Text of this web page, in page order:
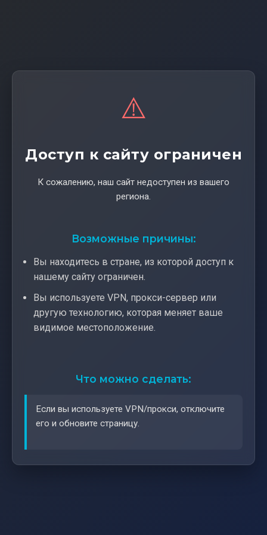
⚠️
Доступ к сайту ограничен
К сожалению, наш сайт недоступен из вашего
региона.
Возможные причины:
Вы находитесь в стране, из которой доступ к
нашему сайту ограничен.
Вы используете VPN, прокси-сервер или
другую технологию, которая меняет ваше
видимое местоположение.
Что можно сделать:
Если вы используете VPN/прокси, отключите
его и обновите страницу.